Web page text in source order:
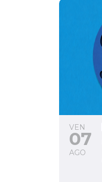
VEN
07
AGO